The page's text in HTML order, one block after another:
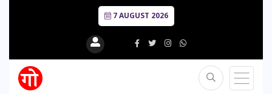
7 AUGUST 2026